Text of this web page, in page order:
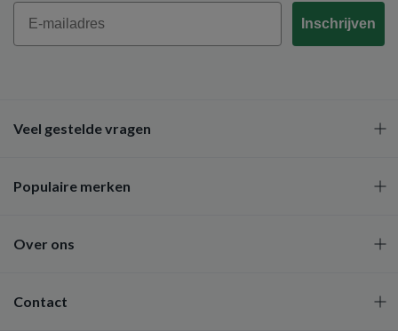
Email
Inschrijven
Veel gestelde vragen
Populaire merken
Over ons
Contact